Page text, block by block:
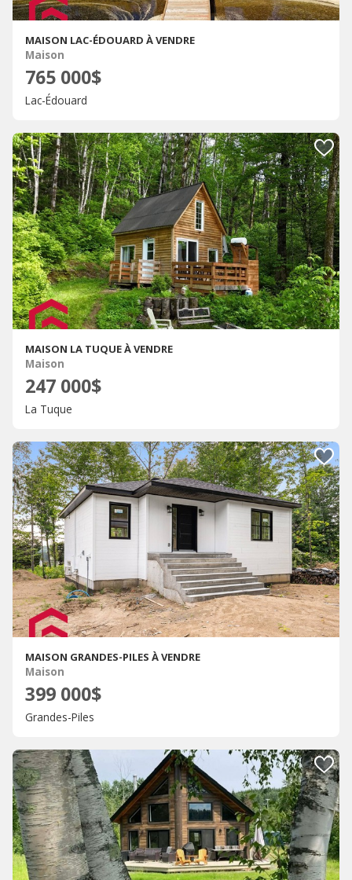
MAISON LAC-ÉDOUARD À VENDRE
Maison
765 000$
Lac-Édouard
MAISON LA TUQUE À VENDRE
Maison
247 000$
La Tuque
MAISON GRANDES-PILES À VENDRE
Maison
399 000$
Grandes-Piles